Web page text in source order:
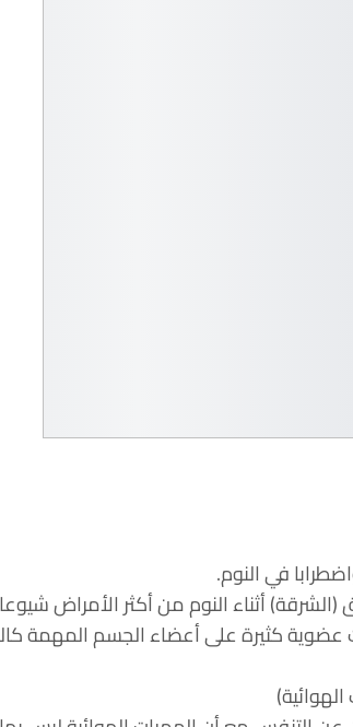
في النوم.
(الشرقة) أثناء النوم من أكثر الأمراض
عضوية كثيرة على أعضاء الجسم المهمة